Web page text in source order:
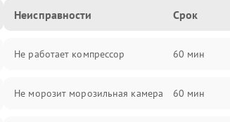
Неисправности Срок
Не работает компрессор 60 мин
Не морозит морозильная камера 60 мин